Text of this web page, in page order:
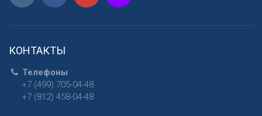
КОНТАКТЫ
Телефоны
+7 (499) 705-04-48
+7 (812) 458-04-48